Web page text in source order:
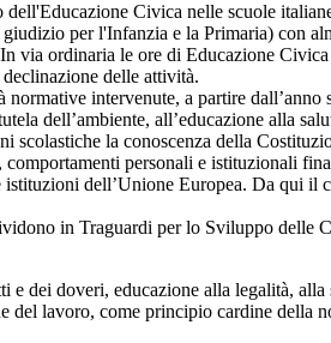
Civica nelle scuole
per l'Infanzia e la Primaria) con
via ordinaria le ore di Educazione
delle attività.
intervenute, a partire
dell’ambiente, all’educazione alla
la conoscenza della
personali e istituzionali
dell’Unione Europea. Da qui
in Traguardi per lo Sviluppo delle
e dei doveri, educazione alla legalità,
del lavoro, come principio cardine della